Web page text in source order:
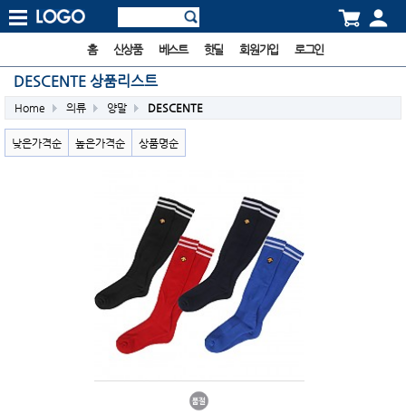
홈 신상품 베스트 핫딜 회원가입 로그인
DESCENTE 상품리스트
Home 의류 양말 DESCENTE
낮은가격순 높은가격순 상품명순